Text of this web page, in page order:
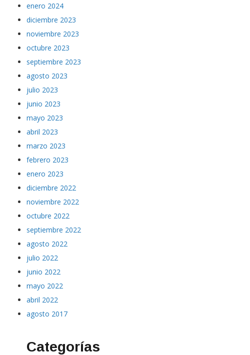
enero 2024
diciembre 2023
noviembre 2023
octubre 2023
septiembre 2023
agosto 2023
julio 2023
junio 2023
mayo 2023
abril 2023
marzo 2023
febrero 2023
enero 2023
diciembre 2022
noviembre 2022
octubre 2022
septiembre 2022
agosto 2022
julio 2022
junio 2022
mayo 2022
abril 2022
agosto 2017
Categorías